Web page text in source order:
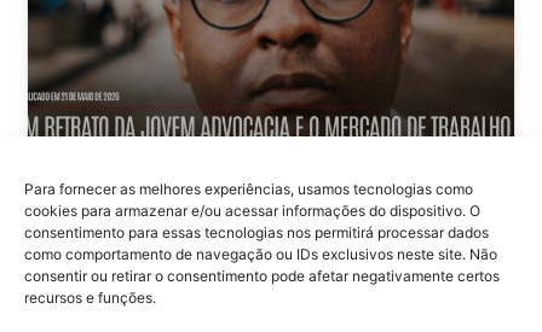
Para fornecer as melhores experiências, usamos tecnologias como
cookies para armazenar e/ou acessar informações do dispositivo. O
consentimento para essas tecnologias nos permitirá processar dados
como comportamento de navegação ou IDs exclusivos neste site. Não
consentir ou retirar o consentimento pode afetar negativamente certos
recursos e funções.
Um retrato da jovem advocacia e o